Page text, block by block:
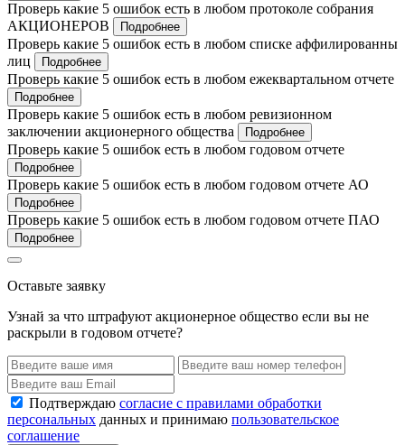
Проверь какие 5 ошибок есть в любом протоколе собрания
АКЦИОНЕРОВ
Подробнее
Проверь какие 5 ошибок есть в любом списке аффилированны
лиц
Подробнее
Проверь какие 5 ошибок есть в любом ежеквартальном отчете
Подробнее
Проверь какие 5 ошибок есть в любом ревизионном
заключении акционерного общества
Подробнее
Проверь какие 5 ошибок есть в любом годовом отчете
Подробнее
Проверь какие 5 ошибок есть в любом годовом отчете АО
Подробнее
Проверь какие 5 ошибок есть в любом годовом отчете ПАО
Подробнее
Оставьте заявку
Узнай за что штрафуют акционерное общество если вы не
раскрыли в годовом отчете?
Подтверждаю согласие с правилами обработки
персональных данных и принимаю пользовательское
соглашение